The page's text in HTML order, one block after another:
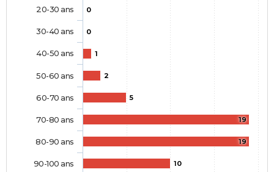
0
0
1
2
5
19
19
10
20-30 ans
30-40 ans
40-50 ans
50-60 ans
60-70 ans
70-80 ans
80-90 ans
90-100 ans